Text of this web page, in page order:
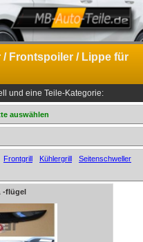
Frontspoiler / Lippe für
und eine Teile-Kategorie:
auswählen
Frontgrill Kühlergrill
Seitenschweller
-flügel